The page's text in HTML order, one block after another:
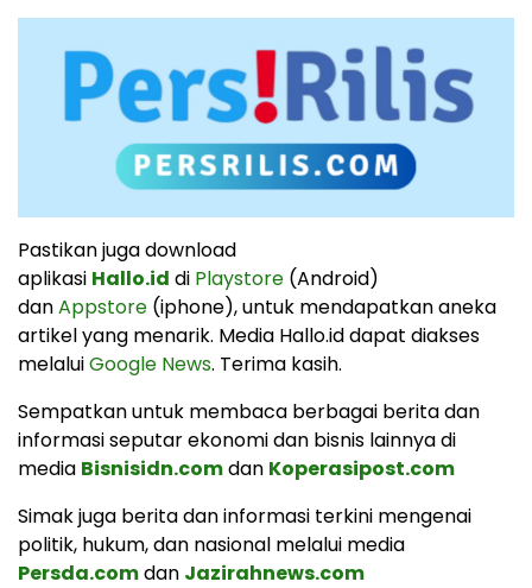
Pastikan juga download
aplikasi Hallo.id di Playstore (Android)
danAppstore (iphone), untuk mendapatkan aneka
artikel yang menarik. Media Hallo.id dapat diakses
melaluiGoogle News. Terima kasih.
Sempatkan untuk membaca berbagai berita dan
informasi seputar ekonomi dan bisnis lainnya di
media Bisnisidn.comdan Koperasipost.com
Simak juga berita dan informasi terkini mengenai
politik, hukum, dan nasional melalui media
Persda.comdan Jazirahnews.com